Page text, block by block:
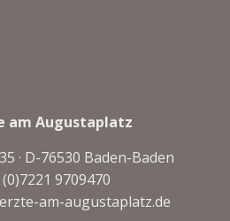
am Augustaplatz
· D-76530 Baden-Baden
9709470
am-augustaplatz.de